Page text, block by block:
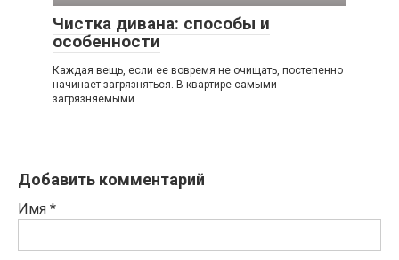
Чистка дивана: способы и
особенности
Каждая вещь, если ее вовремя не очищать, постепенно
начинает загрязняться. В квартире самыми
загрязняемыми
Добавить комментарий
Имя *